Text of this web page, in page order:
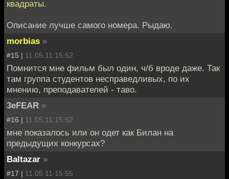
квадраты.
Описание лучше самого номера. Рыдаю.
morbias »
#15 | 11.05.11 15:52
Помнится мне фильм был один, ч/б вроде даже. Так
там группа студентов несправедливых, по их
мнению, преподавателей - таво.
3eFEAR »
#16 | 11.05.11 15:52
мне показалось или он одет как Билан на
предыдущих конкурсах?
Baltazar »
#17 | 11.05.11 15:55